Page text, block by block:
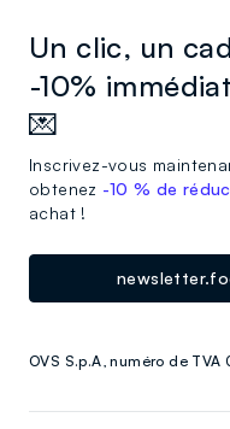
Un clic, un
-10%
💌
Inscrivez-vous
obtenez -10 % de
achat !
OVS S.p.A, numéro de